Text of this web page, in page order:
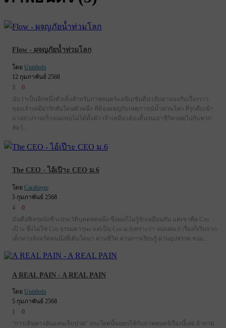
Flow - ผจญภัยน้ำท่วมโลก
โดย Untitledx
12 กุมภาพันธ์ 2568
3
0
นับว่าเป็นอีกหนึ่งตัวเต็งสำหรับภาพยนตร์แอนิเมชันที่น่าจับตามองกับเรื่องราว
ของเจ้าเหมียวรักสันโดษตัวหนึ่ง ที่ต้องผจญกับเหตุการณ์น้ำท่วมโลก ที่รุกคืบเข้า
มาอย่างรวดเร็วจนแทบไม่ได้ตั้งตัว เจ้าเหมียวต้องดิ้นรนเอาชีวิตรอดไปกับพวก
สัตว์...
The CEO - ไอ้เป๊าะ CEO ม.6
โดย Carabayto
5 กุมภาพันธ์ 2568
4
0
มันคือฟิลๆหนังชีวะประวัติบุคคลคนนึง ซึ่งผมก็ไม่รู้จักเหมือนกัน แต่เขาคือ Ceo
เป๊าะ ซึ่งไม่ใช่ Ceo ธรรมดาๆนะ แต่เป็น Ceo ม.6เพราะว่า จบแค่ม.6 เรื่องก็เริ่มจาก
เด็กต่างจังหวัดคนนึงที่เติบโตมา ผ่านชีวิต ผ่านการเรียนรู้ ผ่านอุปสรรค จนม...
A REAL PAIN - A REAL PAIN
โดย Untitledx
5 กุมภาพันธ์ 2568
1
0
“การเดินทางอันแสนเจ็บปวด” ประโยคนี้ขอยกให้กับภาพยนตร์เรื่องนี้เลย ถ้าถาม